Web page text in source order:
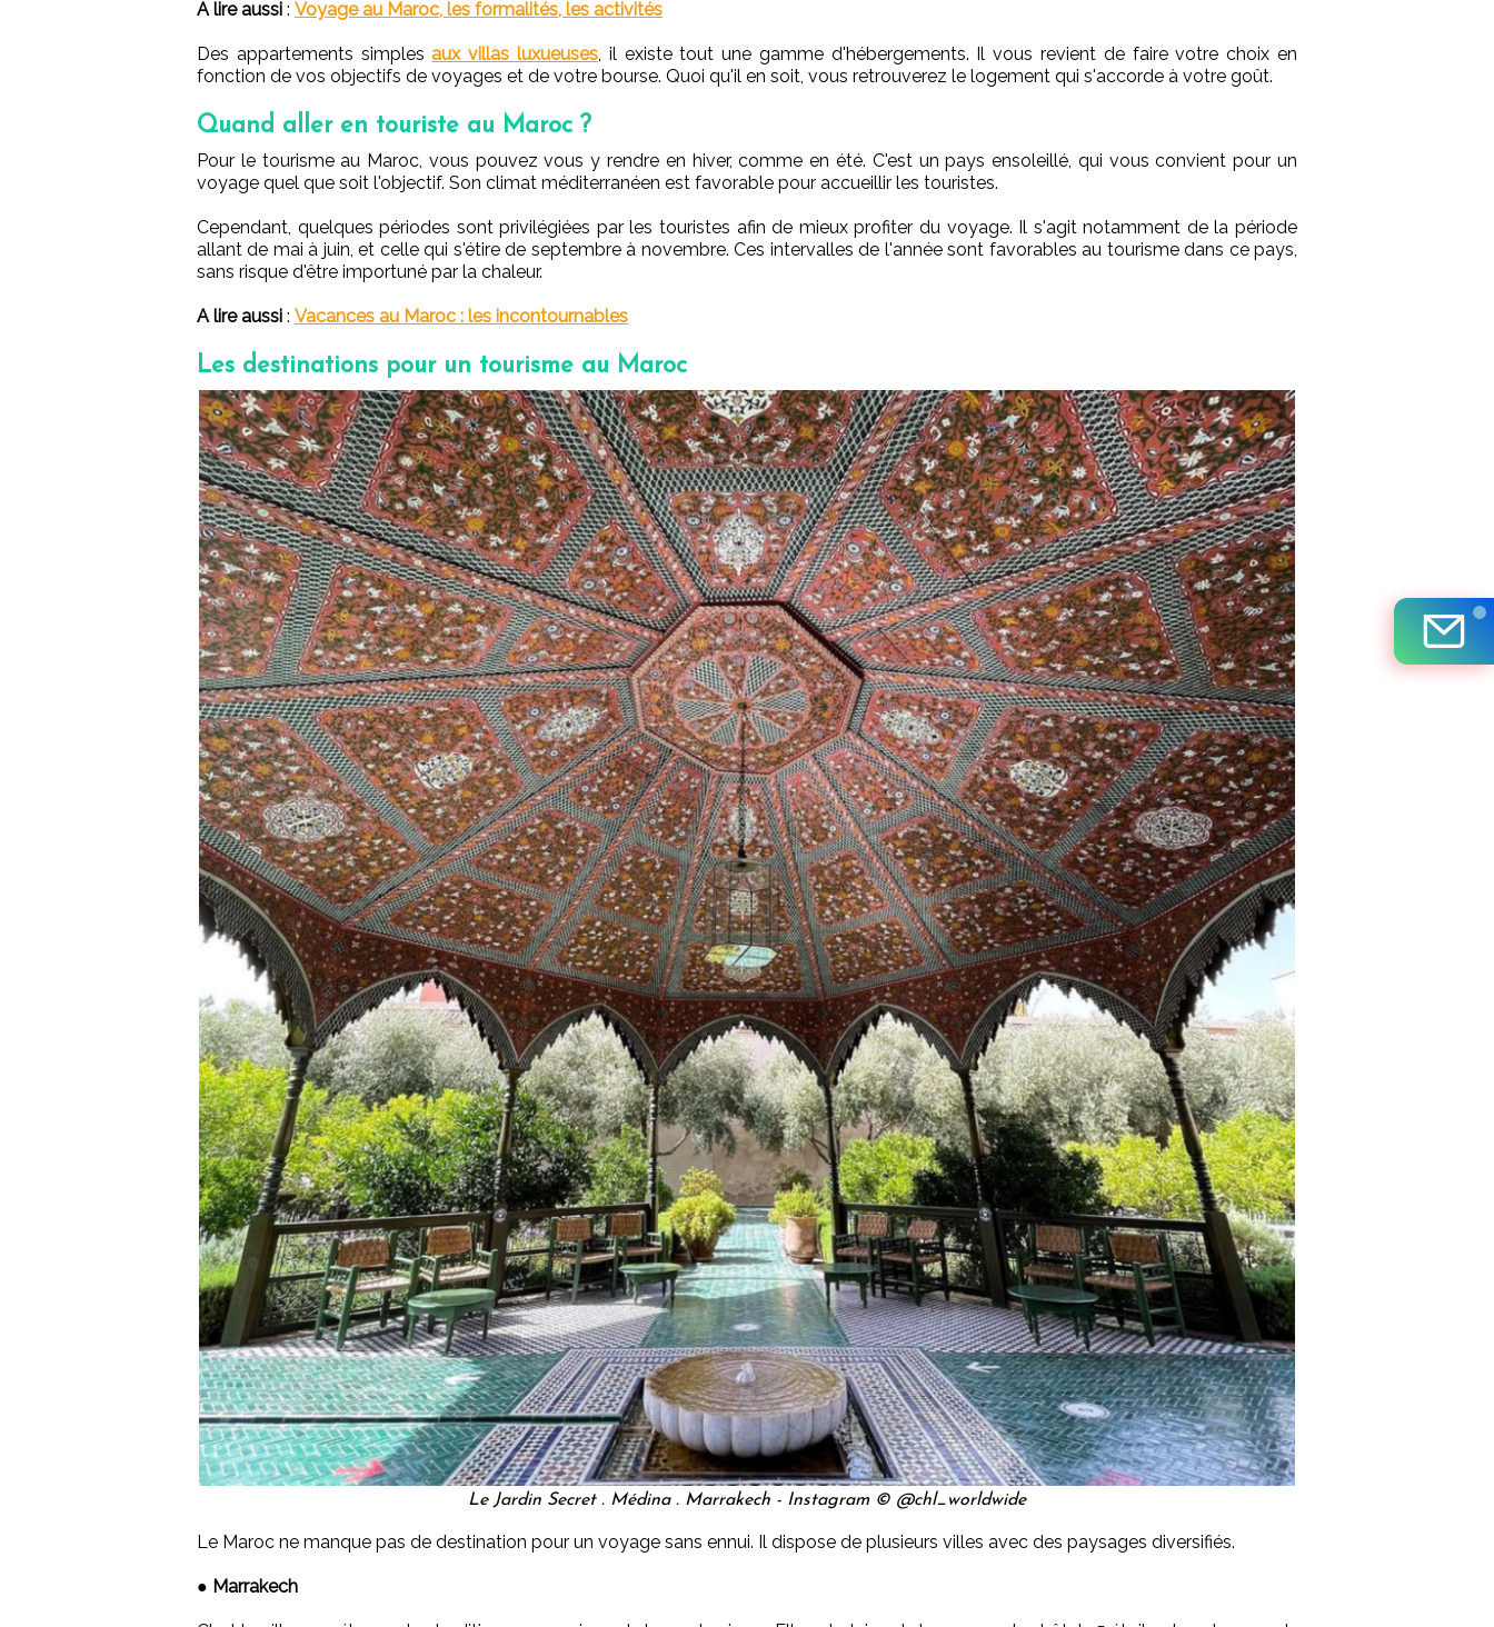
A lire aussi : Voyage au Maroc, les formalités, les activités
Des appartements simples aux villas luxueuses, il existe tout une gamme d'hébergements. Il vous revient de faire votre choix en
fonction de vos objectifs de voyages et de votre bourse. Quoi qu'il en soit, vous retrouverez le logement qui s'accorde à votre goût.
Quand aller en touriste au Maroc ?
Pour le tourisme au Maroc, vous pouvez vous y rendre en hiver, comme en été. C'est un pays ensoleillé, qui vous convient pour un
voyage quel que soit l'objectif. Son climat méditerranéen est favorable pour accueillir les touristes.
Cependant, quelques périodes sont privilégiées par les touristes afin de mieux profiter du voyage. Il s'agit notamment de la période
allant de mai à juin, et celle qui s'étire de septembre à novembre. Ces intervalles de l'année sont favorables au tourisme dans ce pays,
sans risque d'être importuné par la chaleur.
A lire aussi : Vacances au Maroc : les incontournables
Les destinations pour un tourisme au Maroc
Le Jardin Secret . Médina . Marrakech - Instagram © @chl_worldwide
Le Maroc ne manque pas de destination pour un voyage sans ennui. Il dispose de plusieurs villes avec des paysages diversifiés.
● Marrakech